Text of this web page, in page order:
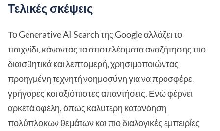
Τελικές σκέψεις
Το Generative AI Search της Google αλλάζει το
παιχνίδι, κάνοντας τα αποτελέσματα αναζήτησης πιο
διαισθητικά και λεπτομερή, χρησιμοποιώντας
προηγμένη τεχνητή νοημοσύνη για να προσφέρει
γρήγορες και αξιόπιστες απαντήσεις. Ενώ φέρνει
αρκετά οφέλη, όπως καλύτερη κατανόηση
πολύπλοκων θεμάτων και πιο διαλογικές εμπειρίες